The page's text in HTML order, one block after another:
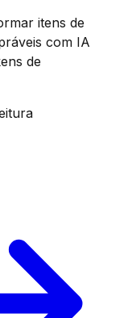
itens de
com IA
de